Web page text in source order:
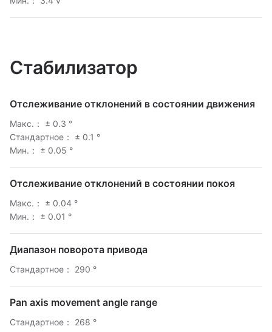
Стабилизатор
Отслеживание отклонений в состоянии движения
Макс.： ± 0.3 °
Стандартное： ± 0.1 °
Мин.： ± 0.05 °
Отслеживание отклонений в состоянии покоя
Макс.： ± 0.04 °
Мин.： ± 0.01 °
Диапазон поворота привода
Стандартное： 290 °
Pan axis movement angle range
Стандартное： 268 °